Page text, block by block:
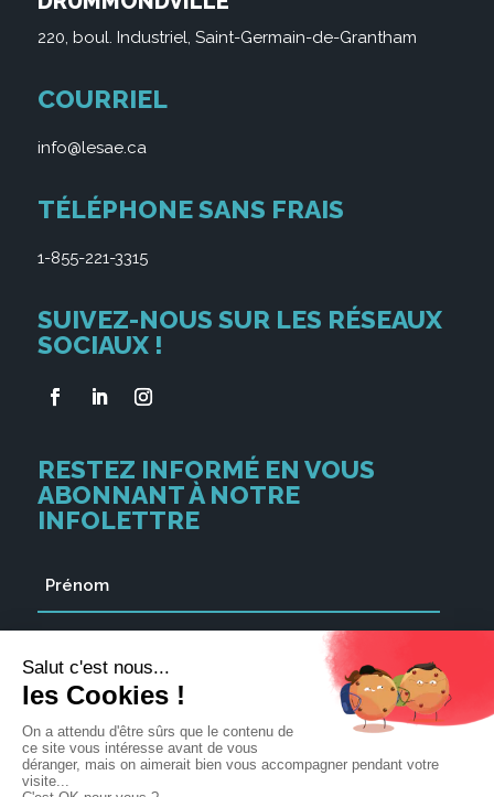
220, boul. Industriel, Saint-Germain-de-Grantham
COURRIEL
info@lesae.ca
TÉLÉPHONE SANS FRAIS
1-855-221-3315
SUIVEZ-NOUS SUR LES RÉSEAUX
SOCIAUX !
RESTEZ INFORMÉ EN VOUS
ABONNANT À NOTRE
INFOLETTRE